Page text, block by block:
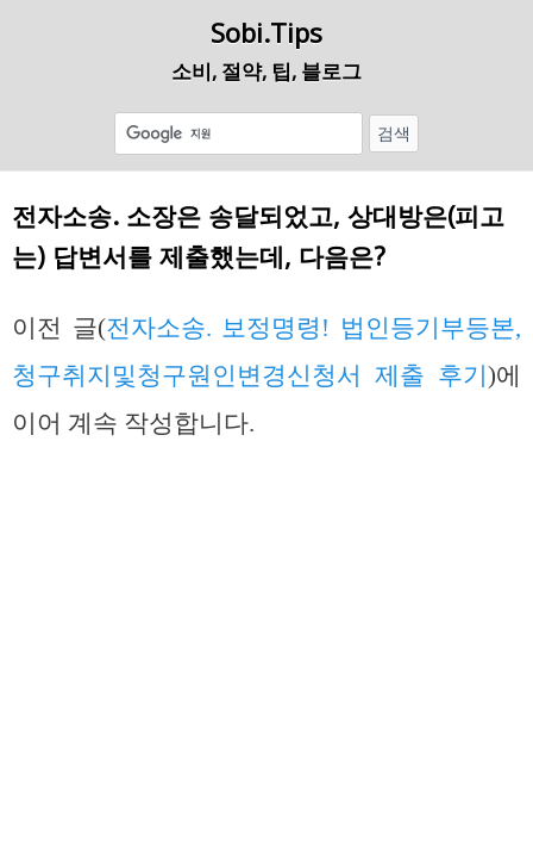
Sobi.Tips
소비, 절약, 팁, 블로그
전자소송. 소장은 송달되었고, 상대방은(피고
는) 답변서를 제출했는데, 다음은?
이전 글(전자소송. 보정명령! 법인등기부등본,
청구취지및청구원인변경신청서 제출 후기)에
이어 계속 작성합니다.